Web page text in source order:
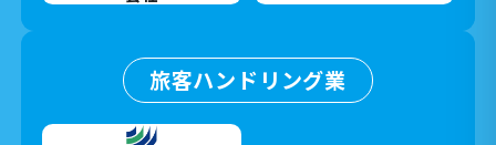
旅客ハンドリング業